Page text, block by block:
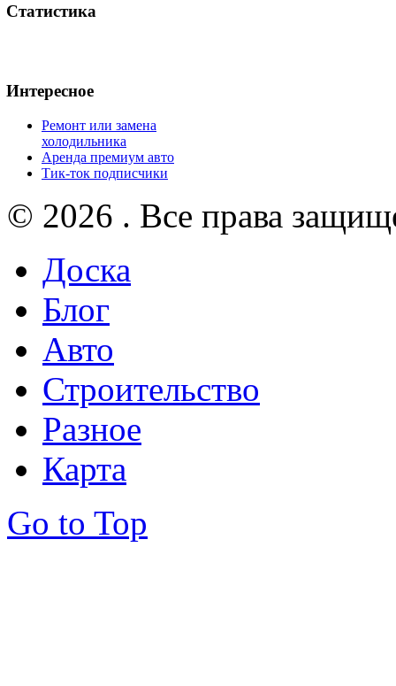
Статистика
Интересное
Ремонт или замена
холодильника
Аренда премиум авто
Тик-ток подписчики
© 2026 . Все права
Доска
Блог
Авто
Строительство
Разное
Карта
Go to Top